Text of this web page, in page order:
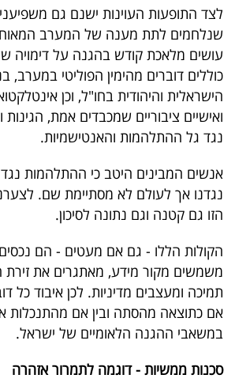
פרסמו
באייס
עקבו
אחרינו:
לצד התופעות העוינות ישנם גם
שנלחמים לתת מענה של המערב
עושים מלאכת קודש בהגנה על דימויה
כוללים דוברים מהימין הפוליטי במערב,
הישראלית והיהודית בחו"ל, וכן
ואישיים ציבוריים שמכבדים אמת, הגינות
נגד גל ההתלהמות והאנטישמיות.
אנשים המבינים היטב כי ההתלהמות
נגדנו אך לעולם לא מסתיימת שם.
הזו גם קטנה וגם נתונה לסיכון.
הקולות הללו - גם אם מעטים - הם
משמשים מקור מידע, מאתגרים את זירת
תמיכה ומעצבים מדיניות. לכן איבוד כל
אם כתוצאה מהסתה ובין אם מהתנכלות
במשאבי ההגנה הלאומיים של ישראל.
סכנות ממשיות - דוגמה לתמרור אזהרה